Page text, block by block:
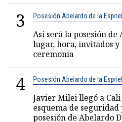
3 Posesión Abelardo de la
Así será la posesión
lugar, hora, invitados y
ceremonia
4 Posesión Abelardo de la
Javier Milei llegó a
esquema de
posesión de Abelardo